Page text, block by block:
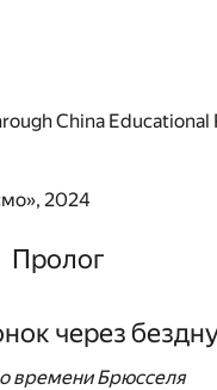
China
2024
Пролог
через
времени Брюсселя